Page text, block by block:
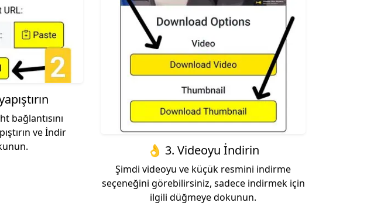
bağlantısını
ve İndir
👌 3. Videoyu İndirin
Şimdi videoyu ve küçük resmini indirme
seçeneğini görebilirsiniz, sadece indirmek için
ilgili düğmeye dokunun.